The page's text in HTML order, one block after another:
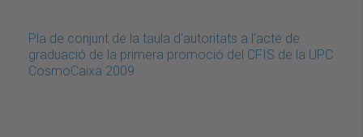
Pla de conjunt de la taula d'autoritats a l'acte de
graduació de la primera promoció del CFIS de la UPC
CosmoCaixa 2009